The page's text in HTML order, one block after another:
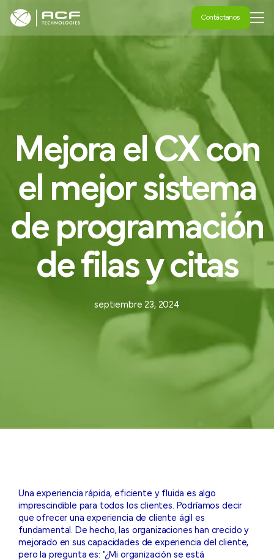
Contáctanos
Mejora el CX con
el mejor sistema
de programación
de filas y citas
septiembre 23, 2024
Una experiencia rápida, eficiente y fluida es algo
imprescindible para todos los clientes. Podríamos decir
que ofrecer una experiencia de cliente ágil es
fundamental. De hecho, las organizaciones han crecido y
mejorado en sus capacidades de experiencia del cliente,
pero la pregunta es: "¿Mi organización se está